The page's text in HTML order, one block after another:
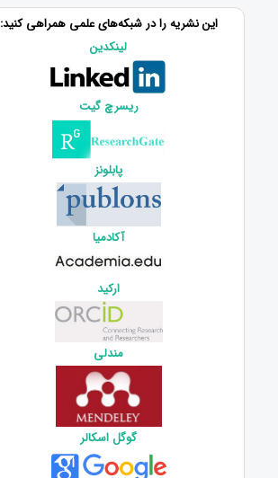
این نشریه را در شبکه‌های علمی همراهی کنید:
لینکدین
ریسرچ گیت
پابلونز
آکادمیا
ارکید
مندلی
گوگل اسکالر